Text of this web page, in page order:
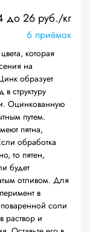
до 26 руб./кг
6 приёмок
которая
на
образует
структуру
Оцинкованную
путем.
пятна,
обработка
то пятен,
будет
отливом. Для
в
соли
раствор и